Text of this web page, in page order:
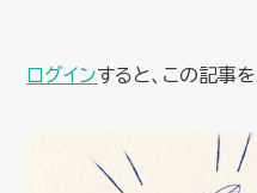
ログインすると、この記事を